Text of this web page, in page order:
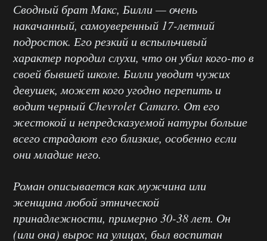
Сводный брат Макс, Билли — очень
накачанный, самоуверенный 17-летний
подросток. Его резкий и вспыльчивый
характер породил слухи, что он убил кого-то в
своей бывшей школе. Билли уводит чужих
девушек, может кого угодно перепить и
водит черный Chevrolet Camaro. От его
жестокой и непредсказуемой натуры больше
всего страдают его близкие, особенно если
они младше него.
Роман описывается как мужчина или
женщина любой этнической
принадлежности, примерно 30-38 лет. Он
(или она) вырос на улицах, был воспитан